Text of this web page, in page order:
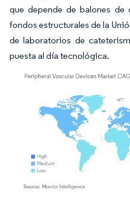
que depende de balones de
fondos estructurales de la
de laboratorios de
puesta al día tecnológica.